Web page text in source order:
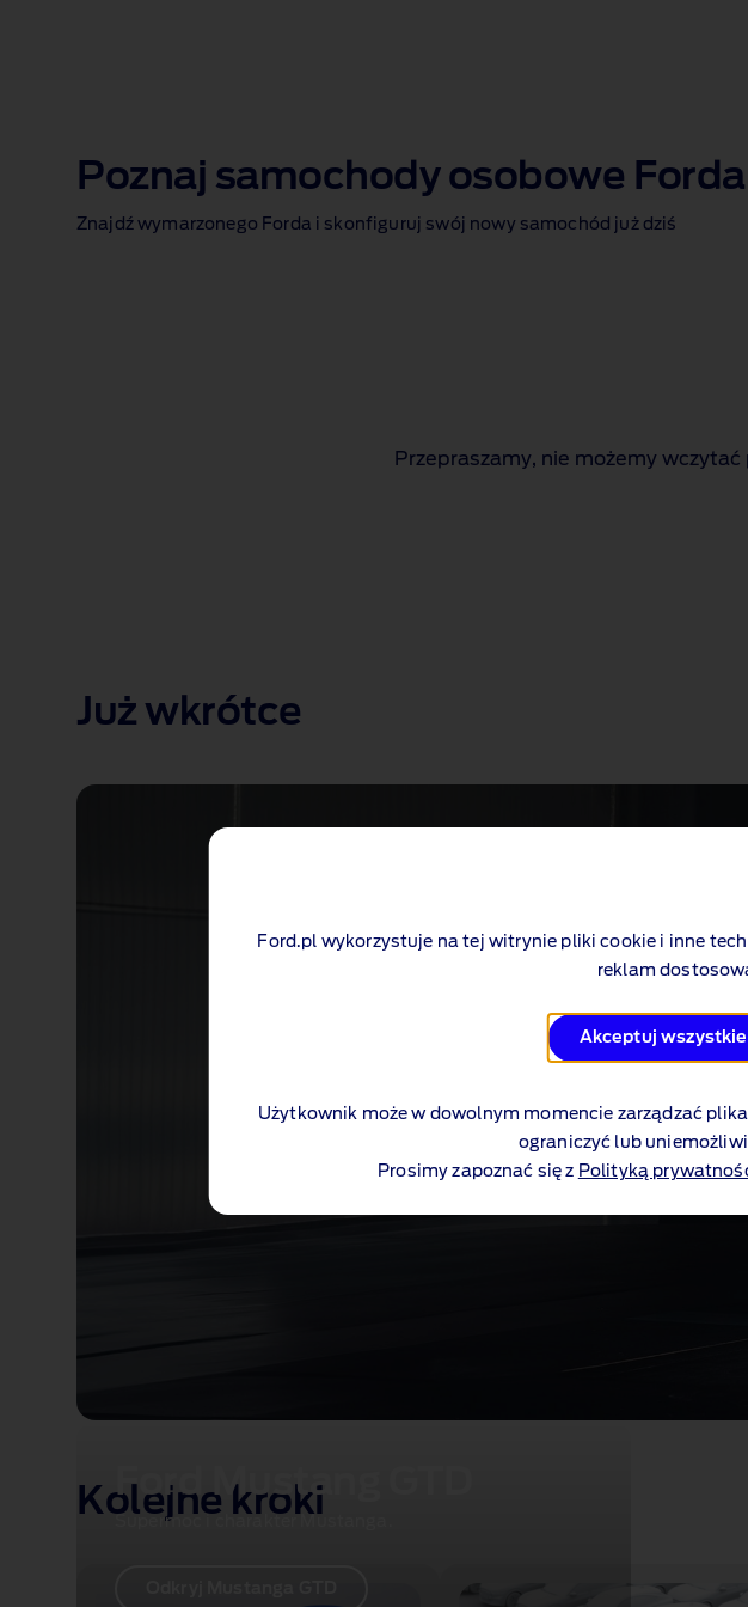
Ford.pl wykorzystuje na tej witrynie pliki cookie i inne
reklam
Akceptuj wszystkie
Użytkownik może w dowolnym momencie zarządzać
ograniczyć lub
Prosimy zapoznać się z Polityką
Poznaj samochody osobowe Forda
Znajdź wymarzonego Forda i skonfiguruj swój nowy samochód już dziś
Przepraszamy, nie możemy
Już wkrótce
Ford Mustang GTD
Supermoc i charakter Mustanga.
Kolejne kroki